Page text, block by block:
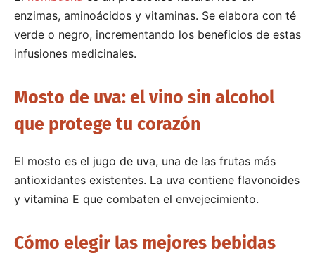
enzimas, aminoácidos y vitaminas. Se elabora con té
verde o negro, incrementando los beneficios de estas
infusiones medicinales.
Mosto de uva: el vino sin alcohol
que protege tu corazón
El mosto es el jugo de uva, una de las frutas más
antioxidantes existentes. La uva contiene flavonoides
y vitamina E que combaten el envejecimiento.
Cómo elegir las mejores bebidas